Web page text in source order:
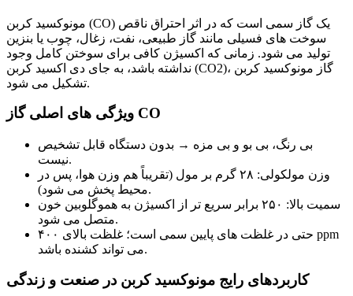
مونوکسید کربن (CO) یک گاز سمی است که در اثر احتراق ناقص
سوخت های فسیلی مانند گاز طبیعی، نفت، زغال، چوب یا بنزین
تولید می شود. زمانی که اکسیژن کافی برای سوختن کامل وجود
نداشته باشد، به جای دی اکسید کربن (CO2)، گاز مونوکسید کربن
تشکیل می شود.
ویژگی های اصلی گاز CO
بی رنگ، بی بو و بی مزه → بدون دستگاه قابل تشخیص
نیست.
وزن مولکولی: ۲۸ گرم بر مول (تقریباً هم وزن هوا، پس در
محیط پخش می شود).
سمیت بالا: ۲۵۰ برابر سریع تر از اکسیژن به هموگلوبین خون
متصل می شود.
حتی در غلظت های پایین سمی است؛ غلظت بالای ۴۰۰ ppm
می تواند کشنده باشد.
کاربردهای رایج مونوکسید کربن در صنعت و زندگی